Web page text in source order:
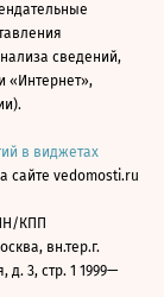
сведений,
«Интернет»,
в виджетах
сайте vedomosti.ru
КПП
вн.тер.г.
3, стр. 1 1999—